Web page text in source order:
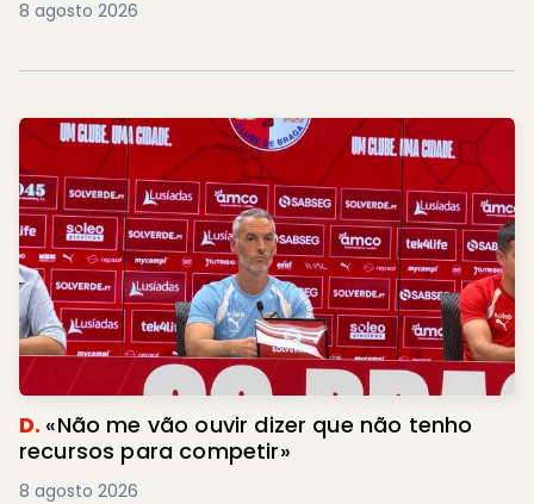
8 agosto 2026
D. «Não me vão ouvir dizer que não tenho
recursos para competir»
8 agosto 2026